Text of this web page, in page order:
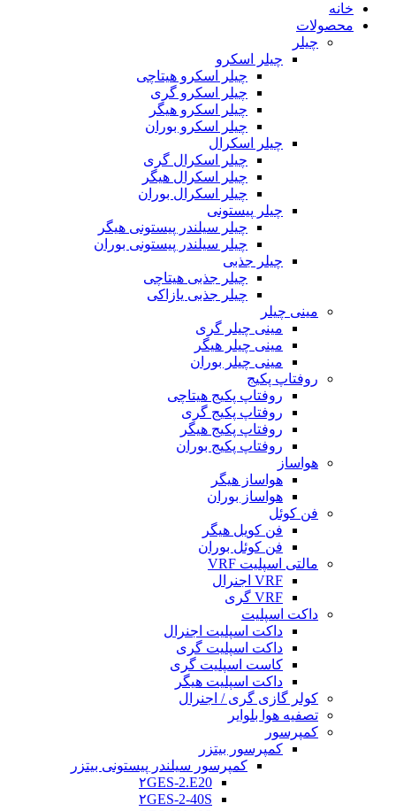
خانه
محصولات
چیلر
چیلر اسکرو
چیلر اسکرو هیتاچی
چیلر اسکرو گری
چیلر اسکرو هیگر
چیلر اسکرو بوران
چیلر اسکرال
چیلر اسکرال گری
چیلر اسکرال هیگر
چیلر اسکرال بوران
چیلر پیستونی
چیلر سیلندر پیستونی هیگر
چیلر سیلندر پیستونی بوران
چیلر جذبی
چیلر جذبی هیتاچی
چیلر جذبی یازاکی
مینی چیلر
مینی چیلر گری
مینی چیلر هیگر
مینی چیلر بوران
روفتاپ پکیج
روفتاپ پکیج هیتاچی
روفتاپ پکیج گری
روفتاپ پکیج هیگر
روفتاپ پکیج بوران
هواساز
هواساز هیگر
هواساز بوران
فن کوئل
فن کویل هیگر
فن کوئل بوران
مالتی اسپلیت VRF
VRF اجنرال
VRF گری
داکت اسپلیت
داکت اسپلیت اجنرال
داکت اسپلیت گری
کاست اسپلیت گری
داکت اسپلیت هیگر
کولر گازی گری / اجنرال
تصفیه هوا بلوایر
کمپرسور
کمپرسور بیتزر
کمپرسور سیلندر پیستونی بیتزر
۲GES-2.E20
۲GES-2-40S